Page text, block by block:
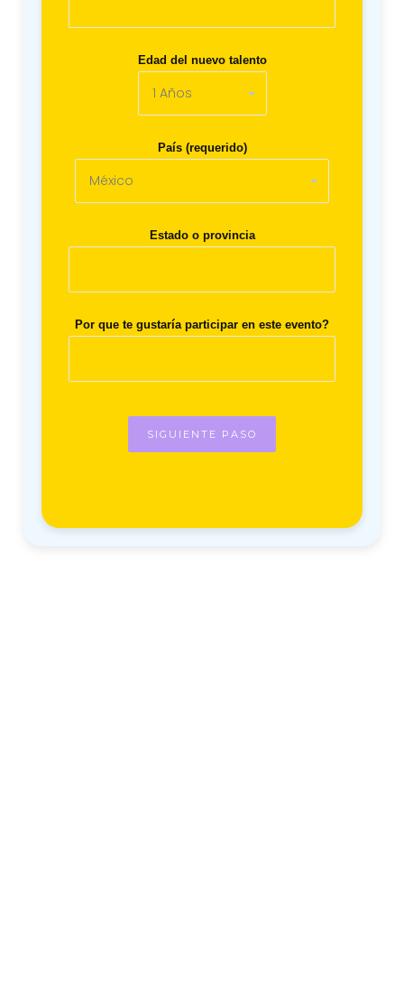
Edad del nuevo talento
País (requerido)
Estado o provincia
Por que te gustaría participar en este evento?